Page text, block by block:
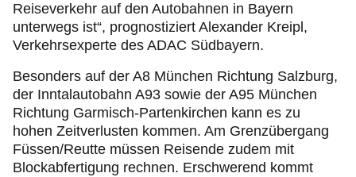
Reiseverkehr auf den Autobahnen in Bayern
unterwegs ist“, prognostiziert Alexander Kreipl,
Verkehrsexperte des ADAC Südbayern.
Besonders auf der A8 München Richtung Salzburg,
der Inntalautobahn A93 sowie der A95 München
Richtung Garmisch-Partenkirchen kann es zu
hohen Zeitverlusten kommen. Am Grenzübergang
Füssen/Reutte müssen Reisende zudem mit
Blockabfertigung rechnen. Erschwerend kommt